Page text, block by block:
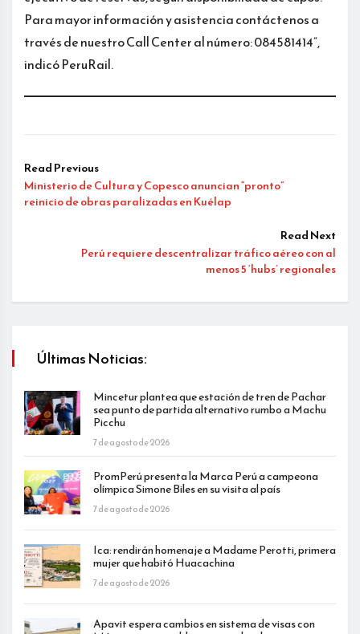
Para mayor información y asistencia contáctenos a
través de nuestro Call Center al número: 084581414”,
indicó PeruRail.
Read Previous
Ministerio de Cultura y Copesco anuncian “pronto”
reinicio de obras paralizadas en Kuélap
Read Next
Perú requiere descentralizar tráfico aéreo con al
menos 5 ‘hubs’ regionales
Últimas Noticias:
Mincetur plantea que estación de tren de Pachar
sea punto de partida alternativo rumbo a Machu
Picchu
7 de agosto de 2026
PromPerú presenta la Marca Perú a campeona
olímpica Simone Biles en su visita al país
7 de agosto de 2026
Ica: rendirán homenaje a Madame Perotti, primera
mujer que habitó Huacachina
7 de agosto de 2026
Apavit espera cambios en sistema de visas con